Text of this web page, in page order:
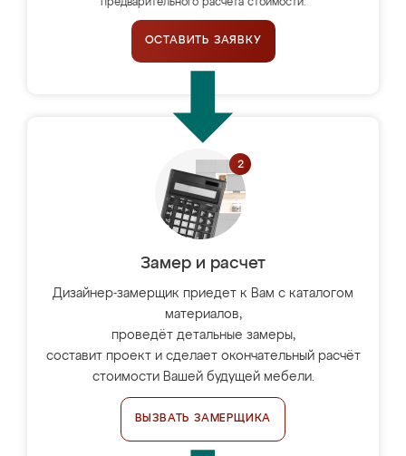
предварительного расчёта стоимости.
ОСТАВИТЬ ЗАЯВКУ
Замер и расчет
Дизайнер-замерщик приедет к Вам с каталогом
материалов,
проведёт детальные замеры,
составит проект и сделает окончательный расчёт
стоимости Вашей будущей мебели.
ВЫЗВАТЬ ЗАМЕРЩИКА